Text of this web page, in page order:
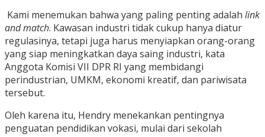
Kami menemukan bahwa yang paling penting adalah link
and match. Kawasan industri tidak cukup hanya diatur
regulasinya, tetapi juga harus menyiapkan orang-orang
yang siap meningkatkan daya saing industri, kata
Anggota Komisi VII DPR RI yang membidangi
perindustrian, UMKM, ekonomi kreatif, dan pariwisata
tersebut.
Oleh karena itu, Hendry menekankan pentingnya
penguatan pendidikan vokasi, mulai dari sekolah